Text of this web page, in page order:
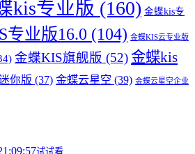
kis专业版 (160) 金蝶kis专
专业版16.0 (104) 金蝶KIS云专业版
金蝶KIS旗舰版 (52) 金蝶kis
你版 (37) 金蝶云星空 (39) 金蝶云星空企业
试试看